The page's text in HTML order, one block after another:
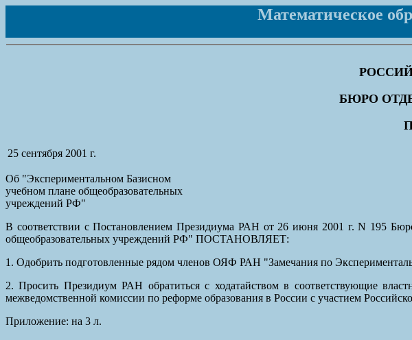
Математическое
БЮРО
25 сентября 2001 г.
Об "Экспериментальном Базисном
учебном плане общеобразовательных
учреждений РФ"
В соответствии с Постановлением Президиума РАН от 26 июня 2001 г. N 195
общеобразовательных учреждений РФ" ПОСТАНОВЛЯЕТ:
1. Одобрить подготовленные рядом членов ОЯФ РАН "Замечания по
2. Просить Президиум РАН обратиться с ходатайством в соответствующие
межведомственной комиссии по реформе образования в России с участием
Приложение: на 3 л.